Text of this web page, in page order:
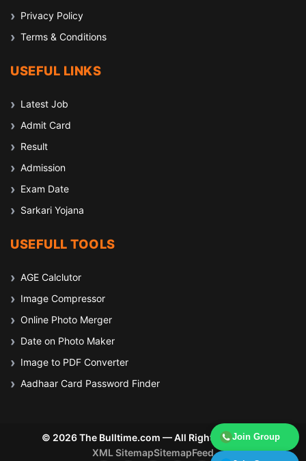
Join Group
Privacy Policy
Terms & Conditions
USEFUL LINKS
Latest Job
Admit Card
Result
Admission
Exam Date
Sarkari Yojana
USEFULL TOOLS
AGE Calclutor
Image Compressor
Online Photo Merger
Date on Photo Maker
Image to PDF Converter
Aadhaar Card Password Finder
© 2026 The Bulltime.com — All Rights Reserved
XML SitemapSitemapFeed